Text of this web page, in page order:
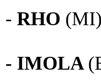
- RHO (MI)
- IMOLA